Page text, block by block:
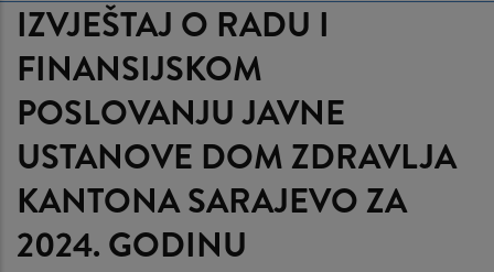
IZVJEŠTAJ O RADU I
FINANSIJSKOM
POSLOVANJU JAVNE
USTANOVE DOM ZDRAVLJA
KANTONA SARAJEVO ZA
2024. GODINU